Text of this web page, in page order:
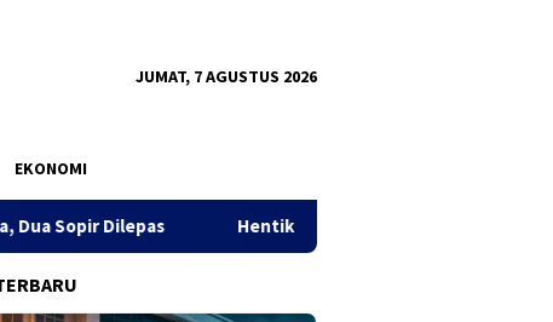
JUMAT, 7 AGUSTUS 2026
EKONOMI
Hentikan Kriminalisasi Guru, Forum PAUD Jatim Inisiasi